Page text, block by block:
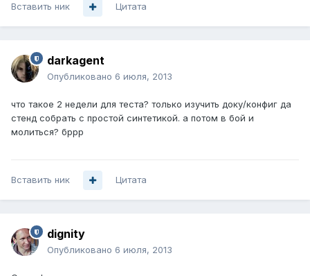
Вставить ник Цитата
darkagent
Опубликовано 6 июля, 2013
что такое 2 недели для теста? только изучить доку/конфиг да
стенд собрать с простой синтетикой. а потом в бой и
молиться? бррр
Вставить ник Цитата
dignity
Опубликовано 6 июля, 2013